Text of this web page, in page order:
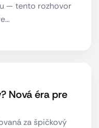
— tento rozhovor
Nová éra pre
za špičkový